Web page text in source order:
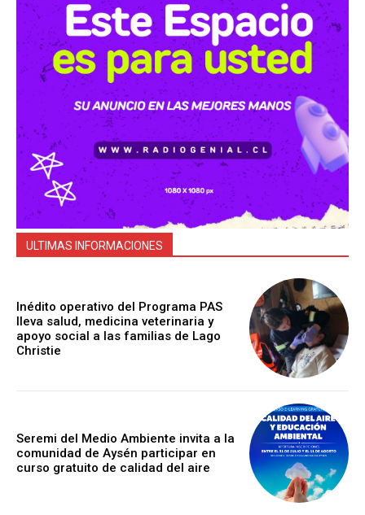
ULTIMAS INFORMACIONES
Inédito operativo del Programa PAS
lleva salud, medicina veterinaria y
apoyo social a las familias de Lago
Christie
Seremi del Medio Ambiente invita a la
comunidad de Aysén participar en
curso gratuito de calidad del aire